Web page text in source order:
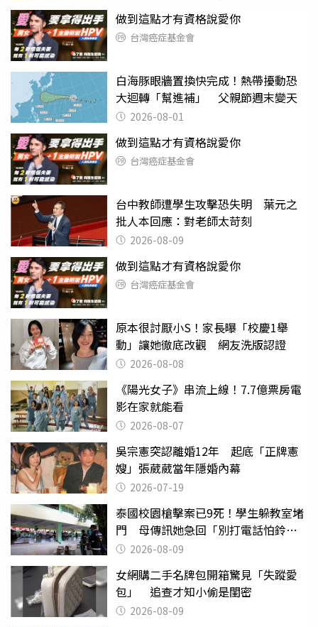
做到這點才有資格說愛你
台灣癌症基金會
白海豚眼牆置換快完成！熱帶擾動恐
大迴轉「幫進補」 父親節週末變天
2026-08-01
做到這點才有資格說愛你
台灣癌症基金會
台中教師遭學生攻擊恐失明 葉元之
批人本回應：對老師太苛刻
2026-08-09
做到這點才有資格說愛你
台灣癌症基金會
原本很討厭小S！家長曝「校慶1舉
動」讓她徹底改觀 網友洗版認證
2026-08-08
《陽光女子》串流上線！7.7億票房電
影在家就能看
2026-08-07
吳宗憲突認離婚12年 起底「正牌憲
嫂」張葳葳當年隱婚內幕
2026-07-19
泰國校園槍擊案已9死！學生躲教室堵
門 母傳訊她急回「別打電話怕鈴
響」2026-08-09
女網購二手名牌包開箱驚見「失蹤愛
包」 追查才知小偷是閨密
2026-08-09